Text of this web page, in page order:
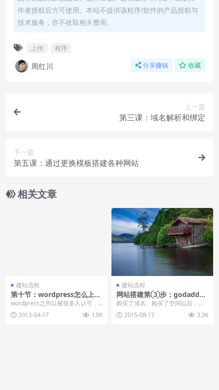
作者授权后方可使用。本站不提供该程序/软件的产品授权与
技术服务，亦不收取相关费用。
上传 程序
周红川 分享赚钱 收藏
上一篇
第三课：域名解析和绑定
下一篇
第五课：通过更换模板搭建各种网站
相关文章
建站流程
第十节：wordpress怎么上传
安装插件
wordpress之所以被很多人认可，
并成为世界上最强大的开源程序，
除了word...
2013-04-17 1.9K
建站流程
网站搭建第③步：godaddy
域名解析详解
购买了域名、购买了空间以后，下
一步我们需要做的就是域名解析和
空间绑定，下面我们先...
2015-08-17 3.3K